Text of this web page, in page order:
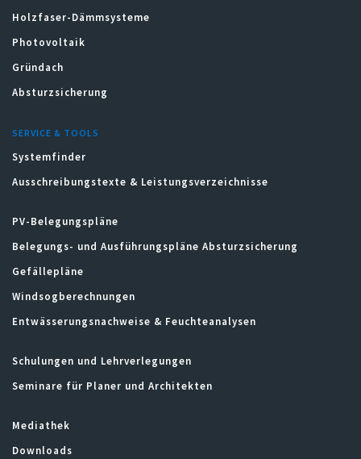
Holzfaser-Dämmsysteme
Photovoltaik
Gründach
Absturzsicherung
SERVICE & TOOLS
Systemfinder
Ausschreibungstexte & Leistungsverzeichnisse
PV-Belegungspläne
Belegungs- und Ausführungspläne Absturzsicherung
Gefällepläne
Windsogberechnungen
Entwässerungsnachweise & Feuchteanalysen
Schulungen und Lehrverlegungen
Seminare für Planer und Architekten
Mediathek
Downloads